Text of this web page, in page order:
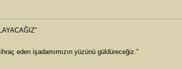
eden işadamımızın yüzünü güldüreceğiz.”